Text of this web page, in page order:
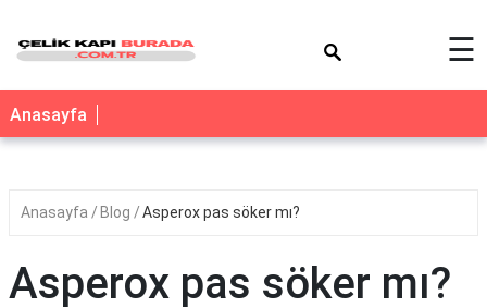
☰
Anasayfa
Anasayfa Blog Asperox pas söker mı?
Asperox pas söker mı?